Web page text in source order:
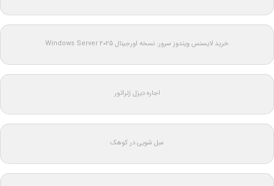
خرید لایسنس ویندوز سرور: نسخه اورجینال Windows Server 2025
اجاره دیزل ژنراتور
مبل شویی در کوهک